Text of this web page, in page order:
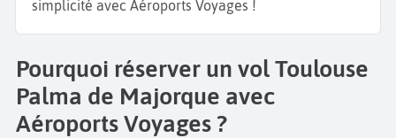
simplicité avec Aéroports Voyages !
Pourquoi réserver un vol Toulouse
Palma de Majorque avec
Aéroports Voyages ?